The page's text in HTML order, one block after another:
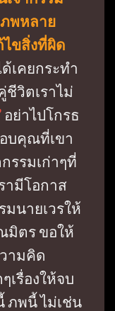
พหลาย
ไขสิ่งที่ผิด
เคยกระทำ
ชีวิตเราไม่
อย่าไปโกรธ
บคุณที่เขา
รรมเก่าๆที่
ามีโอกาส
มนายเวรให้
มิตร ขอให้
ามคิด
รื่องให้จบ
ภพนี้ ไม่เช่น